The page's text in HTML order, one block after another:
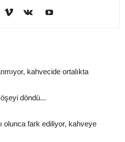
kahvecide ortalıkta
döndü...
olunca fark ediliyor, kahveye